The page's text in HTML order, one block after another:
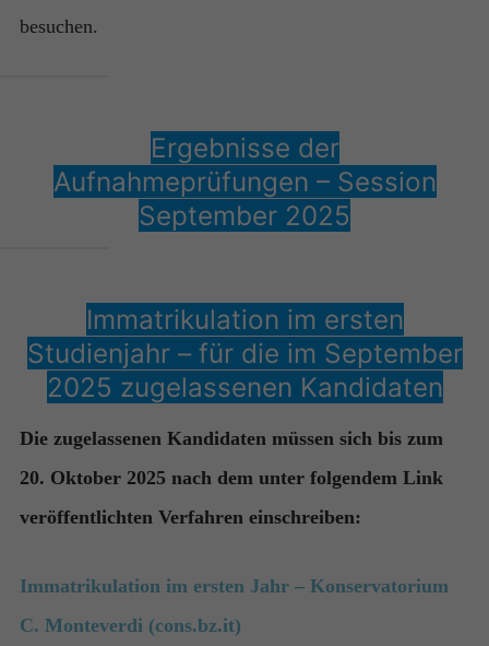
besuchen.
Ergebnisse der
Aufnahmeprüfungen – Session
September 2025
Immatrikulation im ersten
Studienjahr – für die im September
2025 zugelassenen Kandidaten
Die zugelassenen Kandidaten müssen sich bis zum
20. Oktober 2025 nach dem unter folgendem Link
veröffentlichten Verfahren einschreiben:
Immatrikulation im ersten Jahr – Konservatorium
C. Monteverdi (cons.bz.it)